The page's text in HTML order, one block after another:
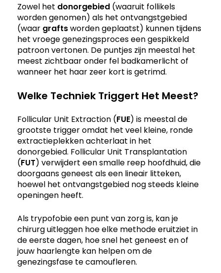
Zowel het donorgebied (waaruit follikels
worden genomen) als het ontvangstgebied
(waar graftsworden geplaatst) kunnen tijdens
het vroege genezingsproces een gespikkeld
patroon vertonen. De puntjes zijn meestal het
meest zichtbaar onder fel badkamerlicht of
wanneer het haar zeer kort is getrimd.
Welke Techniek Triggert Het Meest?
Follicular Unit Extraction (FUE) is meestal de
grootste trigger omdat het veel kleine, ronde
extractieplekken achterlaat in het
donorgebied. Follicular Unit Transplantation
(FUT) verwijdert een smalle reep hoofdhuid, die
doorgaans geneest als een lineair litteken,
hoewel het ontvangstgebied nog steeds kleine
openingen heeft.
Als trypofobie een punt van zorg is, kan je
chirurg uitleggen hoe elke methode eruitziet in
de eerste dagen, hoe snel het geneest en of
jouw haarlengte kan helpen om de
genezingsfase te camoufleren.